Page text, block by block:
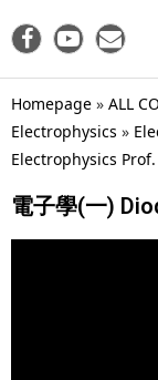
Homepage » ALL
Electrophysics »
Electrophysics
電子學(一)